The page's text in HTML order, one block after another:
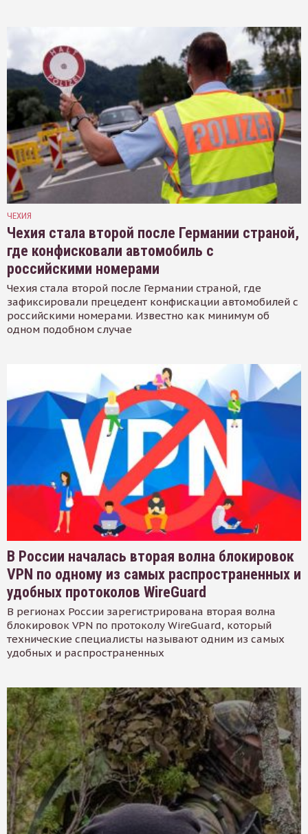
ЧЕХИЯ
Чехия стала второй после Германии страной,
где конфисковали автомобиль с
российскими номерами
Чехия стала второй после Германии страной, где
зафиксировали прецедент конфискации автомобилей с
российскими номерами. Известно как минимум об
одном подобном случае
В России началась вторая волна блокировок
VPN по одному из самых распространенных и
удобных протоколов WireGuard
В регионах России зарегистрирована вторая волна
блокировок VPN по протоколу WireGuard, который
технические специалисты называют одним из самых
удобных и распространенных